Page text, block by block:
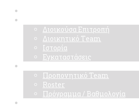
Διοικούσα Επιτροπή
Διοικητικό Τeam
Ιστορία
Εγκαταστάσεις
Προπονητικό Team
Roster
Πρόγραμμα / Βαθμολογία